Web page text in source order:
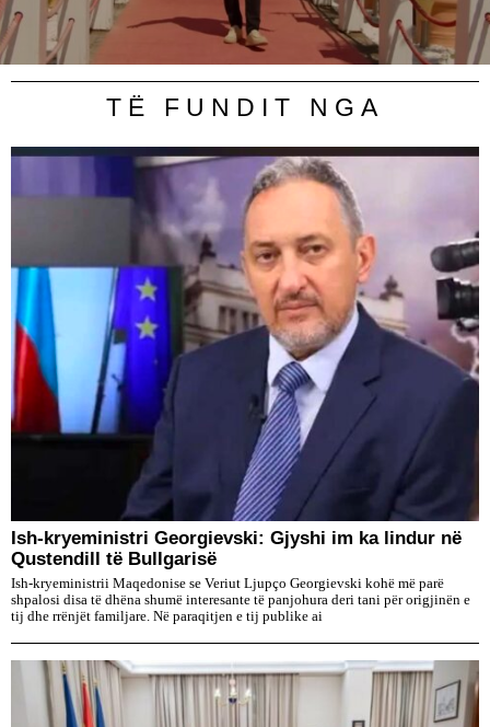
TË FUNDIT NGA
Ish-kryeministri Georgievski: Gjyshi im ka lindur në
Qustendill të Bullgarisë
Ish-kryeministrii Maqedonise se Veriut Ljupço Georgievski kohë më parë
shpalosi disa të dhëna shumë interesante të panjohura deri tani për origjinën e
tij dhe rrënjët familjare. Në paraqitjen e tij publike ai